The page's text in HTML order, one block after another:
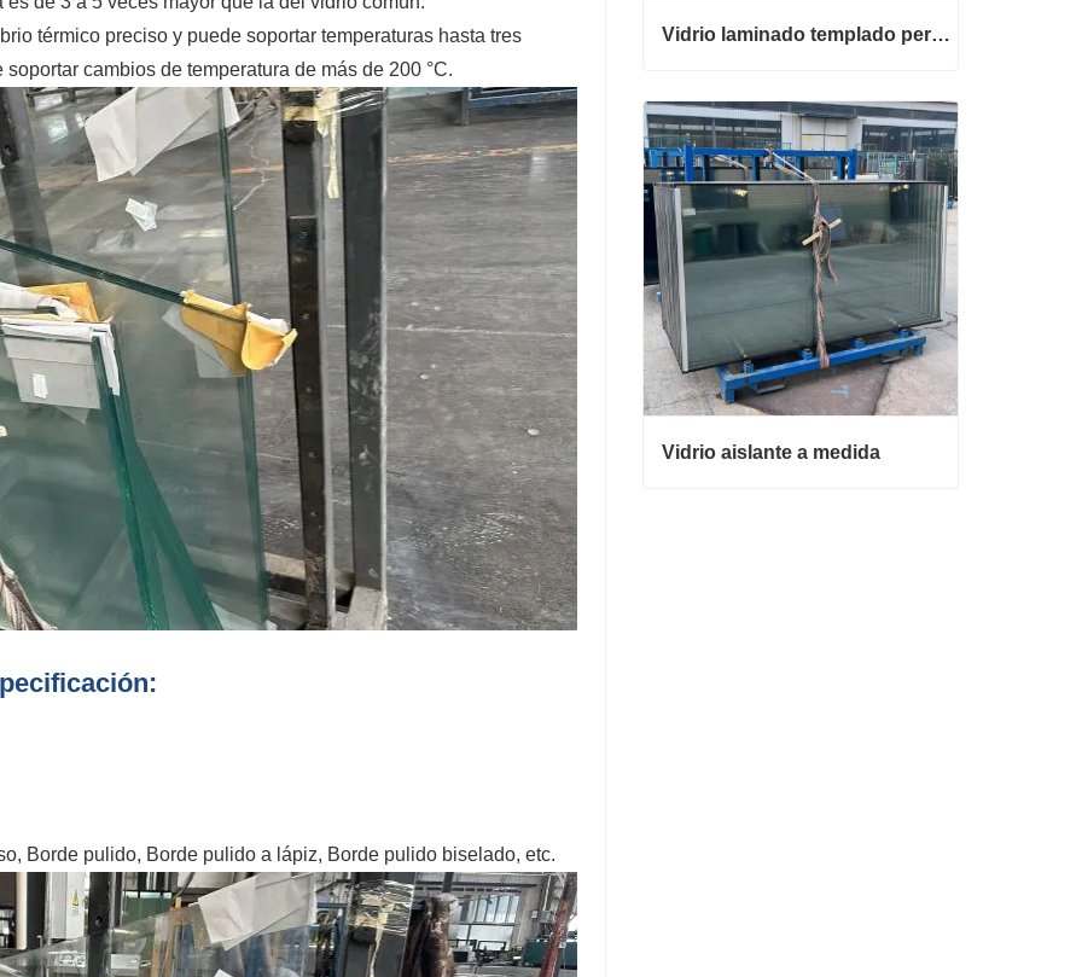
térmico preciso y puede soportar temperaturas hasta tres
cambios de temperatura de más de 200 °C.
Borde pulido, Borde pulido a lápiz, Borde pulido biselado, etc.
Vidrio laminado templado personalizado
Vidrio laminado templado personalizado
Contacta ahora
Vidrio aislante a medida